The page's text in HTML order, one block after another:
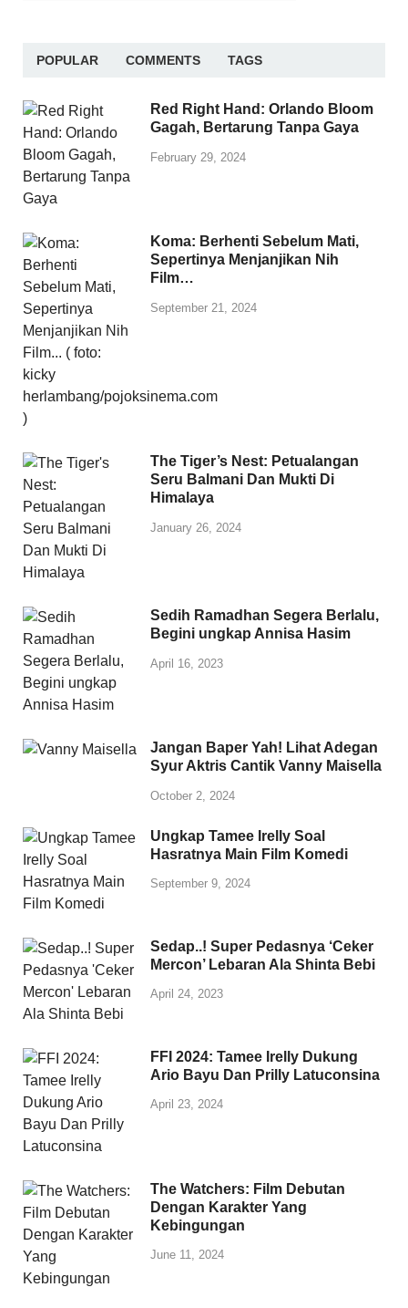
POPULAR COMMENTS TAGS
Red Right Hand: Orlando Bloom
Gagah, Bertarung Tanpa Gaya
February 29, 2024
Koma: Berhenti Sebelum Mati,
Sepertinya Menjanjikan Nih
Film…
September 21, 2024
The Tiger’s Nest: Petualangan
Seru Balmani Dan Mukti Di
Himalaya
January 26, 2024
Sedih Ramadhan Segera Berlalu,
Begini ungkap Annisa Hasim
April 16, 2023
Jangan Baper Yah! Lihat Adegan
Syur Aktris Cantik Vanny Maisella
October 2, 2024
Ungkap Tamee Irelly Soal
Hasratnya Main Film Komedi
September 9, 2024
Sedap..! Super Pedasnya ‘Ceker
Mercon’ Lebaran Ala Shinta Bebi
April 24, 2023
FFI 2024: Tamee Irelly Dukung
Ario Bayu Dan Prilly Latuconsina
April 23, 2024
The Watchers: Film Debutan
Dengan Karakter Yang
Kebingungan
June 11, 2024